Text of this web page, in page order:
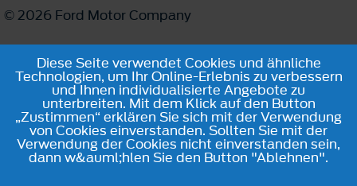
© 2026 Ford Motor Company
Diese Seite verwendet Cookies und ähnliche
Technologien, um Ihr Online-Erlebnis zu verbessern
und Ihnen individualisierte Angebote zu
unterbreiten. Mit dem Klick auf den Button
„Zustimmen“ erklären Sie sich mit der Verwendung
von Cookies einverstanden. Sollten Sie mit der
Verwendung der Cookies nicht einverstanden sein,
dann w&auml;hlen Sie den Button "Ablehnen".